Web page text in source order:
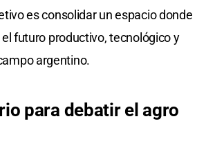
es consolidar un espacio donde
futuro productivo, tecnológico y
argentino.
para debatir el agro